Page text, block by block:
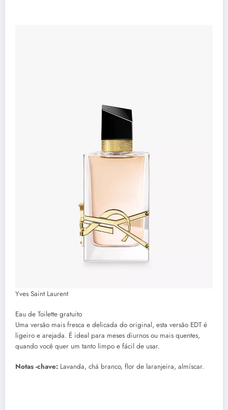
Yves Saint Laurent
Eau de Toilette gratuito
Uma versão mais fresca e delicada do original, esta versão EDT é
ligeiro e arejada. É ideal para meses diurnos ou mais quentes,
quando você quer um tanto limpo e fácil de usar.
Notas -chave: Lavanda, chá branco, flor de laranjeira, almíscar.